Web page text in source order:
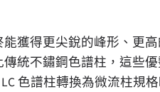
獲得更尖銳的峰形、更
統不鏽鋼色譜柱，這些
色譜柱轉換為微流柱規